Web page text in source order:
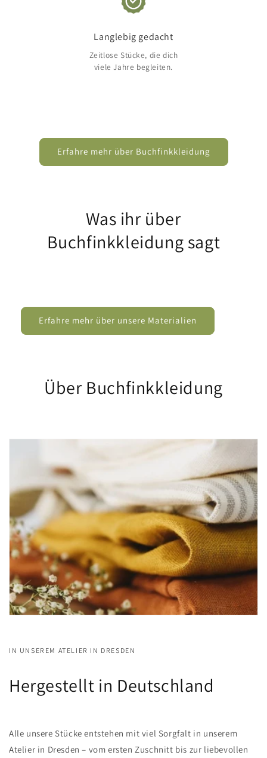
Langlebig gedacht
Zeitlose Stücke, die dich
viele Jahre begleiten.
Erfahre mehr über Buchfinkkleidung
Was ihr über
Buchfinkkleidung sagt
Erfahre mehr über unsere Materialien
Über Buchfinkkleidung
IN UNSEREM ATELIER IN DRESDEN
Hergestellt in Deutschland
Alle unsere Stücke entstehen mit viel Sorgfalt in unserem
Atelier in Dresden – vom ersten Zuschnitt bis zur liebevollen